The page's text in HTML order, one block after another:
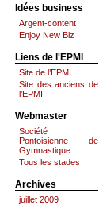
Idées business
Argent-content
Enjoy New Biz
Liens de l'EPMI
Site de l’EPMI
Site des anciens de
l’EPMI
Webmaster
Société
Pontoisienne de
Gymnastique
Tous les stades
Archives
juillet 2009